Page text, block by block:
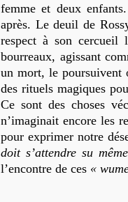
femme et deux
après. Le deuil de
respect à son cercueil
bourreaux, agissant
un mort, le poursuivent
des rituels magiques
Ce sont des choses
n’imaginait encore les
pour exprimer notre
doit s’attendre su
l’encontre de ces «